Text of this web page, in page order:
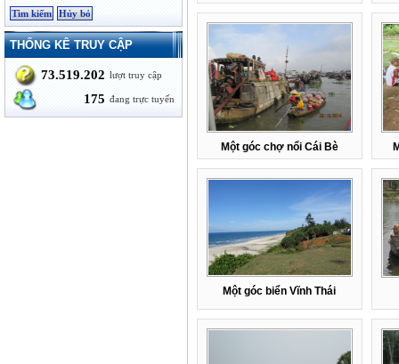
THỐNG KÊ TRUY CẬP
73.519.202 lượt truy cập
175 đang trực tuyến
Một góc chợ nổi Cái Bè
Một góc biển Vĩnh Thái